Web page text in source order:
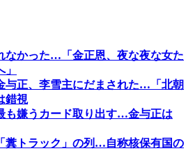
なかった…「金正恩、夜な夜な女た
与正、李雪主にだまされた…「北朝
錯視
も嫌うカード取り出す…金与正は
糞トラック」の列…自称核保有国の